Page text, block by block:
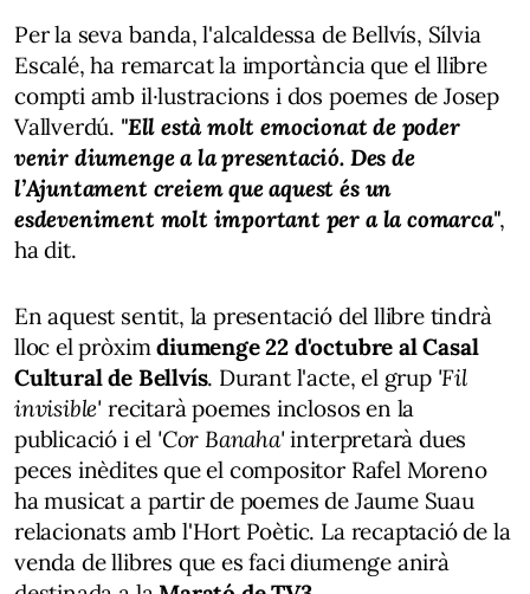
Per la seva banda, l'alcaldessa de Bellvís, Sílvia
Escalé, ha remarcat la importància que el llibre
compti amb il·lustracions i dos poemes de Josep
Vallverdú. "Ell està molt emocionat de poder
venir diumenge a la presentació. Des de
l’Ajuntament creiem que aquest és un
esdeveniment molt important per a la comarca",
ha dit.
En aquest sentit, la presentació del llibre tindrà
lloc el pròximdiumenge 22 d'octubre al Casal
Cultural de Bellvís. Durant l'acte, el grup 'Fil
invisible' recitarà poemes inclosos en la
publicació i el 'Cor Banaha'interpretarà dues
peces inèdites que el compositor Rafel Moreno
ha musicat a partir de poemes de Jaume Suau
relacionats amb l'Hort Poètic. La recaptació de la
venda de llibres que es faci diumenge anirà